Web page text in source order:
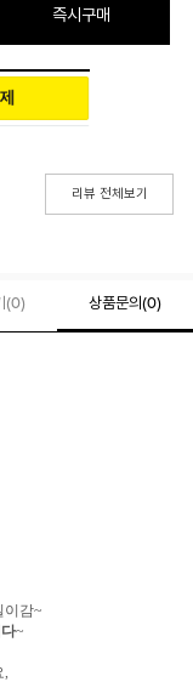
즉시구매
리뷰 전체보기
(0) 상품문의 (0)
이감~
~